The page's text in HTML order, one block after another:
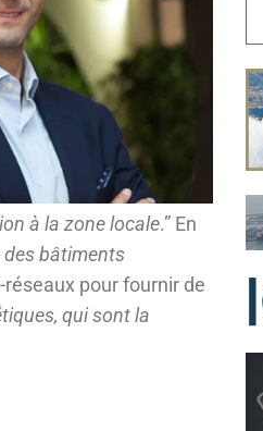
à la zone locale.” En
des bâtiments
pour fournir de
qui sont la